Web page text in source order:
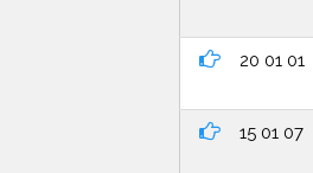
20 01 01
15 01 07